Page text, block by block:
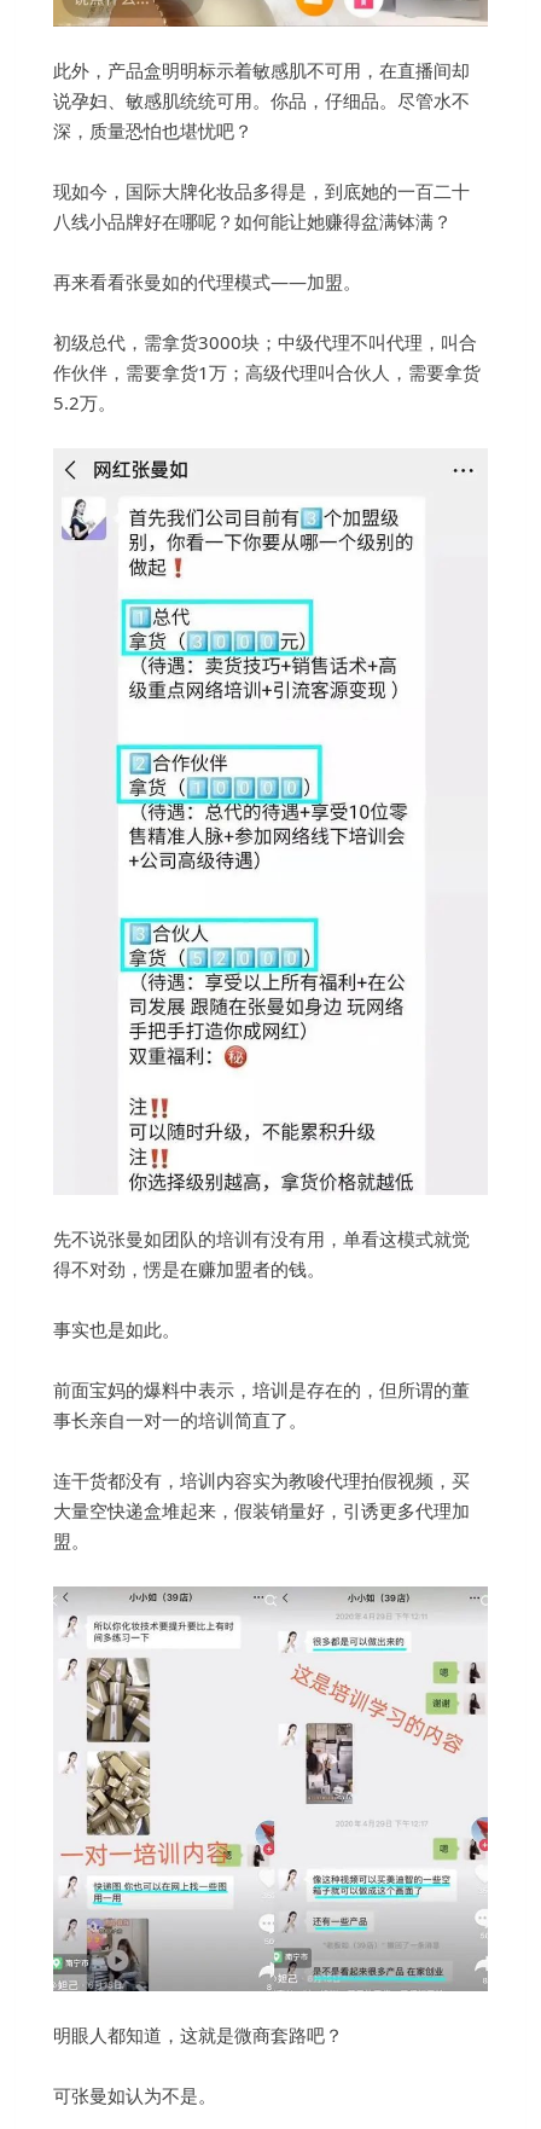
此外，产品盒明明标示着敏感肌不可用，在直播间却
说孕妇、敏感肌统统可用。你品，仔细品。尽管水不
深，质量恐怕也堪忧吧？
现如今，国际大牌化妆品多得是，到底她的一百二十
八线小品牌好在哪呢？如何能让她赚得盆满钵满？
再来看看张曼如的代理模式——加盟。
初级总代，需拿货3000块；中级代理不叫代理，叫合
作伙伴，需要拿货1万；高级代理叫合伙人，需要拿货
5.2万。
先不说张曼如团队的培训有没有用，单看这模式就觉
得不对劲，愣是在赚加盟者的钱。
事实也是如此。
前面宝妈的爆料中表示，培训是存在的，但所谓的董
事长亲自一对一的培训简直了。
连干货都没有，培训内容实为教唆代理拍假视频，买
大量空快递盒堆起来，假装销量好，引诱更多代理加
盟。
明眼人都知道，这就是微商套路吧？
可张曼如认为不是。